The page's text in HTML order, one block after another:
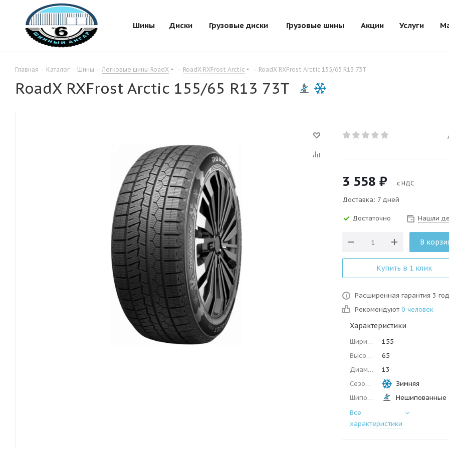
Шины Диски Грузовые диски Грузовые шины Акции Услуги
Главная - Каталог - Шины - Легковые шины RoadX - RoadX RXFrost Arctic - RoadX RXFrost Arctic 155/65 R13 73T
RoadX RXFrost Arctic 155/65 R13 73T
3 558 ₽ с НДС
Доставка: 7 дней
Достаточно Нашли
В
Купить в 1 клик
Расширенная гарантия 3
Рекомендуют 0 человек
Характеристики
Ширина
155
Высота
65
Диаметр
13
Сезон
Зимняя
Шипованные
Нешипованные
Все
характеристики